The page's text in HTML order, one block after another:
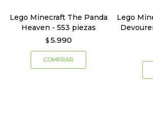
Lego Minecraft The Panda
Heaven - 553 piezas
$ 5.990
Lego